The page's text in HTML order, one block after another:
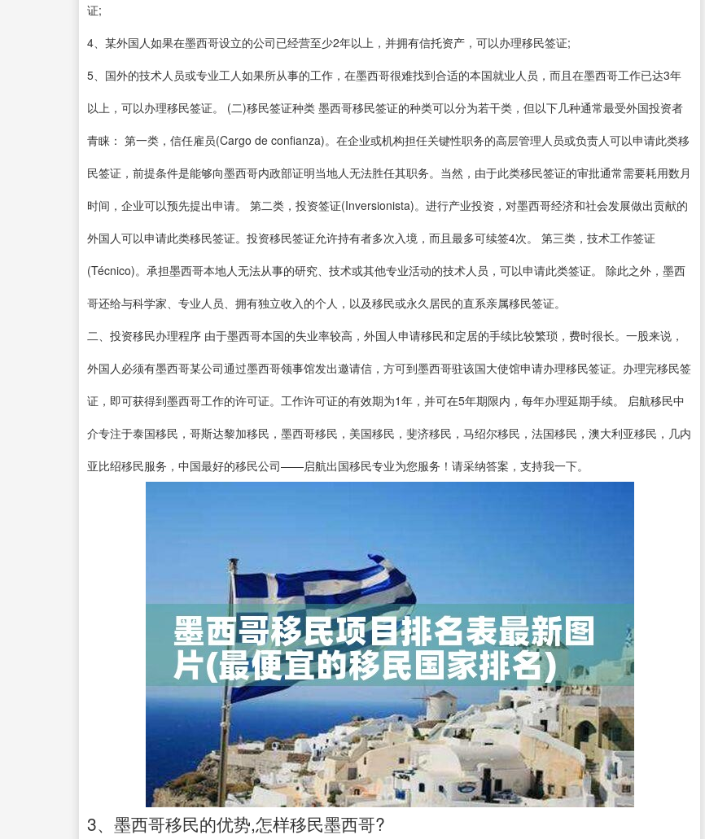
证;
4、某外国人如果在墨西哥设立的公司已经营至少2年以上，并拥有信托资产，可以办理移民签证;
5、国外的技术人员或专业工人如果所从事的工作，在墨西哥很难找到合适的本国就业人员，而且在墨西哥工作已达3年
以上，可以办理移民签证。 (二)移民签证种类 墨西哥移民签证的种类可以分为若干类，但以下几种通常最受外国投资者
青睐： 第一类，信任雇员(Cargo de confianza)。在企业或机构担任关键性职务的高层管理人员或负责人可以申请此类移
民签证，前提条件是能够向墨西哥内政部证明当地人无法胜任其职务。当然，由于此类移民签证的审批通常需要耗用数月
时间，企业可以预先提出申请。 第二类，投资签证(Inversionista)。进行产业投资，对墨西哥经济和社会发展做出贡献的
外国人可以申请此类移民签证。投资移民签证允许持有者多次入境，而且最多可续签4次。 第三类，技术工作签证
(Técnico)。承担墨西哥本地人无法从事的研究、技术或其他专业活动的技术人员，可以申请此类签证。 除此之外，墨西
哥还给与科学家、专业人员、拥有独立收入的个人，以及移民或永久居民的直系亲属移民签证。
二、投资移民办理程序 由于墨西哥本国的失业率较高，外国人申请移民和定居的手续比较繁琐，费时很长。一股来说，
外国人必须有墨西哥某公司通过墨西哥领事馆发出邀请信，方可到墨西哥驻该国大使馆申请办理移民签证。办理完移民签
证，即可获得到墨西哥工作的许可证。工作许可证的有效期为1年，并可在5年期限内，每年办理延期手续。 启航移民中
介专注于泰国移民，哥斯达黎加移民，墨西哥移民，美国移民，斐济移民，马绍尔移民，法国移民，澳大利亚移民，几内
亚比绍移民服务，中国最好的移民公司——启航出国移民专业为您服务！请采纳答案，支持我一下。
3、墨西哥移民的优势,怎样移民墨西哥?